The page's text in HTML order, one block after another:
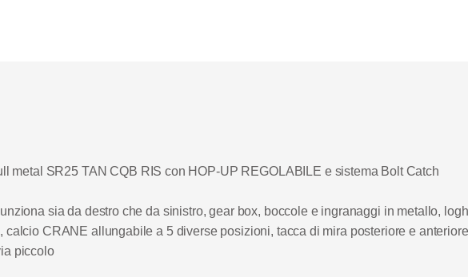
metal SR25 TAN CQB RIS con HOP-UP REGOLABILE e sistema Bolt Catch
sia da destro che da sinistro, gear box, boccole e ingranaggi in metallo,
calcio CRANE allungabile a 5 diverse posizioni, tacca di mira posteriore e
piccolo